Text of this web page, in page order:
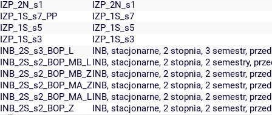
IZP_2N_s1
IZP_2N_s1
IZP_1S_s7_PP
IZP_1S_s7
IZP_1S_s5
IZP_1S_s5
IZP_1S_s3
IZP_1S_s3
INB_2S_s3_BOP_L
INB, stacjonarne, 2 stopnia, 3 semestr,
INB_2S_s2_BOP_MB_LINB, stacjonarne, 2 stopnia, 2 semestry,
INB_2S_s2_BOP_MB_ZINB, stacjonarne, 2 stopnia, 2 semestr,
INB_2S_s2_BOP_MA_ZINB, stacjonarne, 2 stopnia, 2 semestr,
INB_2S_s2_BOP_MA_LINB, stacjonarne, 2 stopnia, 2 semestr,
INB_2S_s2_BOP_Z
INB, stacjonarne, 2 stopnia, 2 semestr,